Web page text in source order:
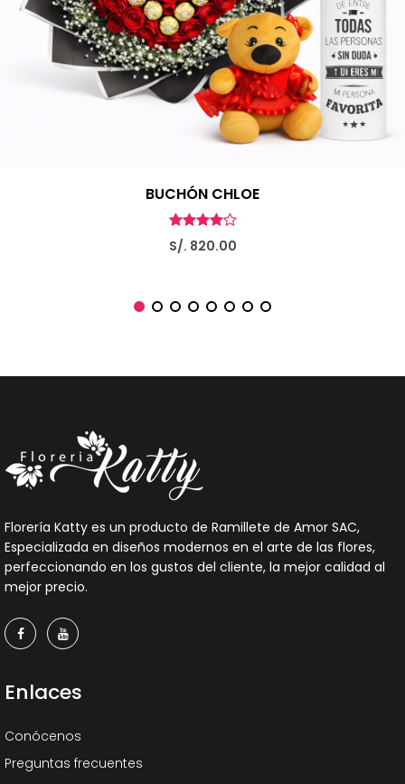
BUCHÓN CHLOE
S/. 820.00
Florería Katty es un producto de Ramillete de Amor SAC,
Especializada en diseños modernos en el arte de las flores,
perfeccionando en los gustos del cliente, la mejor calidad al
mejor precio.
Enlaces
Conócenos
Preguntas frecuentes